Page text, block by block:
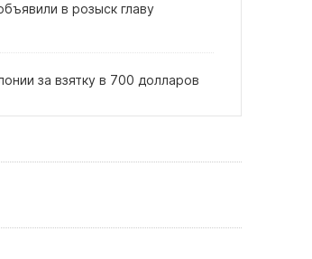
в розыск главу
за взятку в 700 долларов